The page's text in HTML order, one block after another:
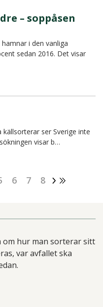
– soppåsen
i den vanliga
sedan 2016. Det visar
ser Sverige inte
visar b…
6 7 8
om hur man sorterar sitt
var avfallet ska